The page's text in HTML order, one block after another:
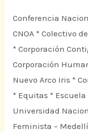
Conferencia
CNOA * Colectivo
* Corporación
Corporación
Nuevo Arco Iris *
* Equitas * Escuela
Universidad
Feminista –